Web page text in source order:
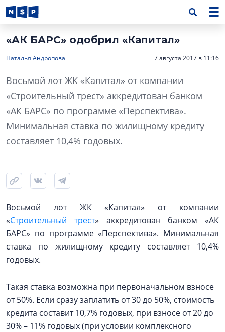
«АК БАРС» одобрил «Капитал»
Наталья Андропова 7 августа 2017 в 11:16
Восьмой лот ЖК «Капитал» от компании
«Строительный трест» аккредитован банком
«АК БАРС» по программе «Перспектива».
Минимальная ставка по жилищному кредиту
составляет 10,4% годовых.
Восьмой лот ЖК «Капитал» от компании
«Строительный трест» аккредитован банком «АК
БАРС» по программе «Перспектива». Минимальная
ставка по жилищному кредиту составляет 10,4%
годовых.
Такая ставка возможна при первоначальном взносе
от 50%. Если сразу заплатить от 30 до 50%, стоимость
кредита составит 10,7% годовых, при взносе от 20 до
30% – 11% годовых (при условии комплексного